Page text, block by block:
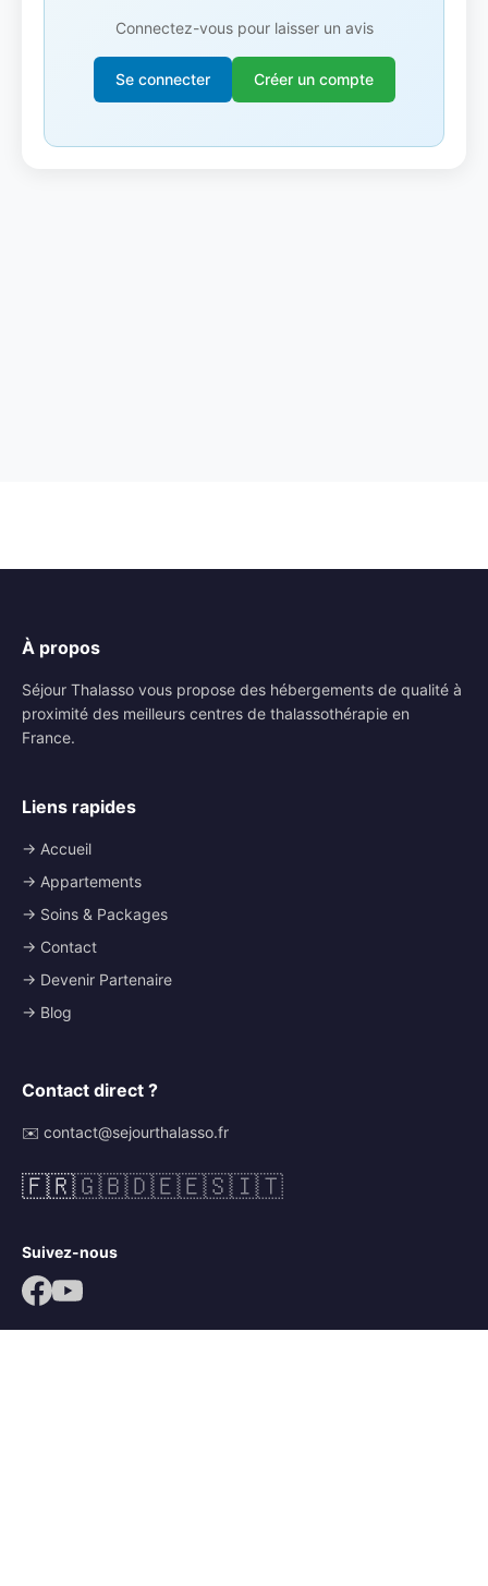
Connectez-vous pour laisser un avis
Se connecter Créer un compte
À propos
Séjour Thalasso vous propose des hébergements de qualité à
proximité des meilleurs centres de thalassothérapie en
France.
Liens rapides
→ Accueil
→ Appartements
→ Soins & Packages
→ Contact
→ Devenir Partenaire
→ Blog
Contact direct ?
✉️ contact@sejourthalasso.fr
🇫🇷🇬🇧🇩🇪🇪🇸🇮🇹
Suivez-nous